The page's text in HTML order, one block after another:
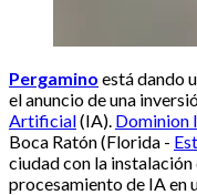
Pergamino está dando
el anuncio de una
Artificial(IA). Dominion
Boca Ratón (Florida -
ciudad con la
procesamiento de IA en